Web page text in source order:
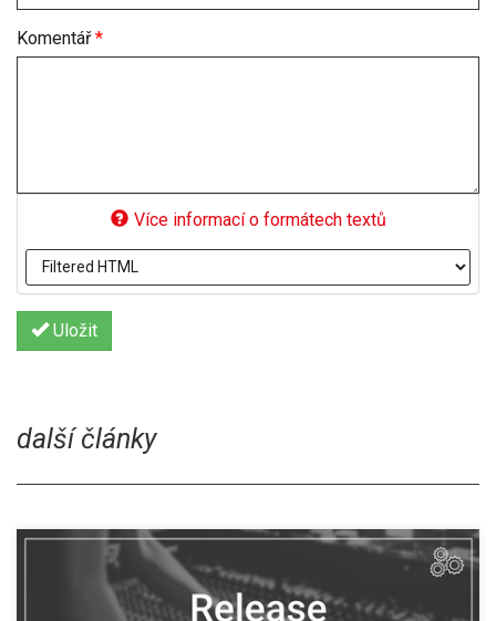
Komentář*
Více informací o formátech textů
Uložit
další články